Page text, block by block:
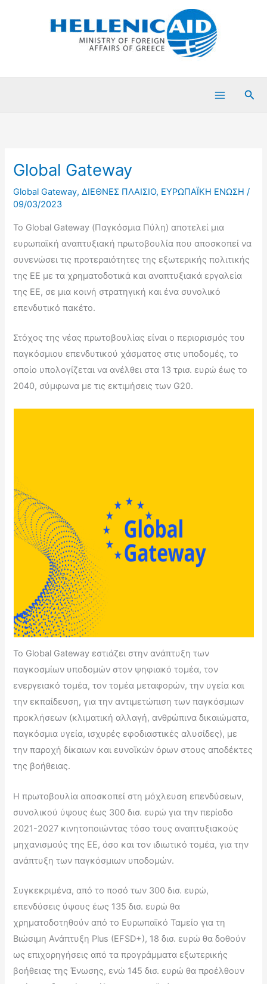
Global Gateway
Global Gateway,ΔΙΕΘΝΕΣ ΠΛΑΙΣΙΟ, ΕΥΡΩΠΑΪΚΗ ΕΝΩΣΗ /
09/03/2023
Το Global Gateway (Παγκόσμια Πύλη) αποτελεί μια
ευρωπαϊκή αναπτυξιακή πρωτοβουλία που αποσκοπεί να
συνενώσει τις προτεραιότητες της εξωτερικής πολιτικής
της ΕΕ με τα χρηματοδοτικά και αναπτυξιακά εργαλεία
της ΕΕ, σε μια κοινή στρατηγική και ένα συνολικό
επενδυτικό πακέτο.
Στόχος της νέας πρωτοβουλίας είναι ο περιορισμός του
παγκόσμιου επενδυτικού χάσματος στις υποδομές, το
οποίο υπολογίζεται να ανέλθει στα 13 τρισ. ευρώ έως το
2040, σύμφωνα με τις εκτιμήσεις των G20.
Το Global Gateway εστιάζει στην ανάπτυξη των
παγκοσμίων υποδομών στον ψηφιακό τομέα, τον
ενεργειακό τομέα, τον τομέα μεταφορών, την υγεία και
την εκπαίδευση, για την αντιμετώπιση των παγκόσμιων
προκλήσεων (κλιματική αλλαγή, ανθρώπινα δικαιώματα,
παγκόσμια υγεία, ισχυρές εφοδιαστικές αλυσίδες), με
την παροχή δίκαιων και ευνοϊκών όρων στους αποδέκτες
της βοήθειας.
Η πρωτοβουλία αποσκοπεί στη μόχλευση επενδύσεων,
συνολικού ύψους έως 300 δισ. ευρώ για την περίοδο
2021-2027 κινητοποιώντας τόσο τους αναπτυξιακούς
μηχανισμούς της ΕΕ, όσο και τον ιδιωτικό τομέα, για την
ανάπτυξη των παγκόσμιων υποδομών.
Συγκεκριμένα, από το ποσό των 300 δισ. ευρώ,
επενδύσεις ύψους έως 135 δισ. ευρώ θα
χρηματοδοτηθούν από το Ευρωπαϊκό Ταμείο για τη
Βιώσιμη Ανάπτυξη Plus (EFSD+), 18 δισ. ευρώ θα δοθούν
ως επιχορηγήσεις από τα προγράμματα εξωτερικής
βοήθειας της Ένωσης, ενώ 145 δισ. ευρώ θα προέλθουν